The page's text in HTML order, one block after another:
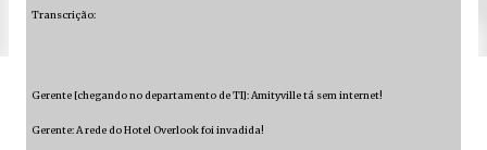
Transcrição:
Gerente [chegando no departamento de TI]: Amityville tá sem internet!
Gerente: A rede do Hotel Overlook foi invadida!